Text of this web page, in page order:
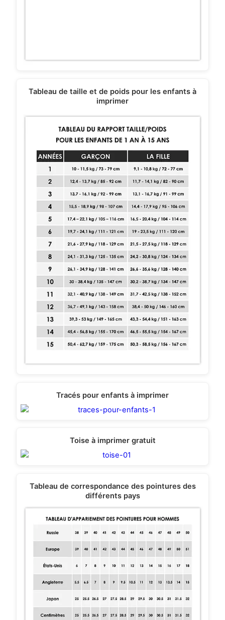
Tableau de taille et de poids pour les enfants à
imprimer
Tracés pour enfants à imprimer
Toise à imprimer gratuit
Tableau de correspondance des pointures des
différents pays